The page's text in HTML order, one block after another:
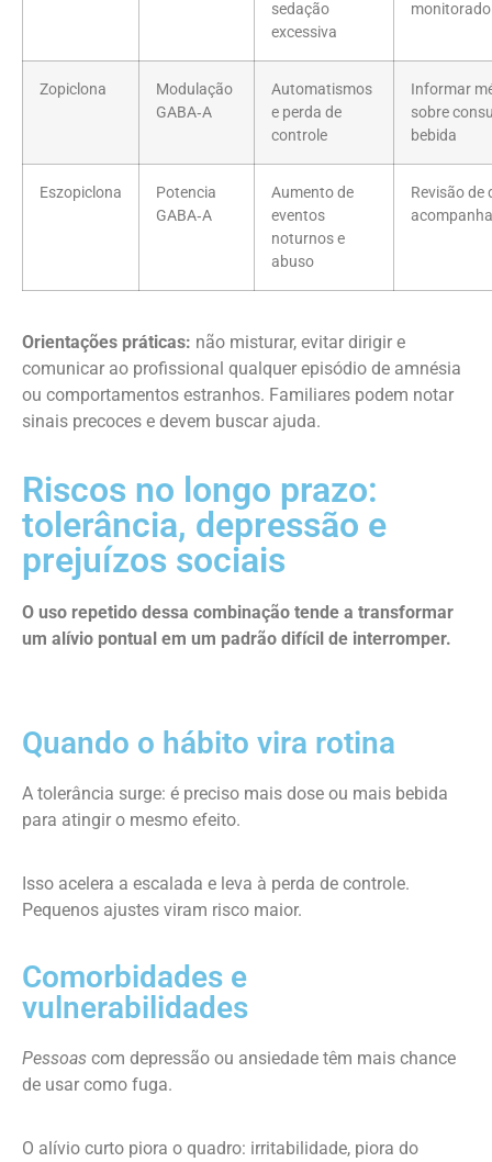
sedação
excessiva
monitorado
Zopiclona
Modulação
GABA‑A
Automatismos
e perda de
controle
Informar
sobre
bebida
Eszopiclona
Potencia
GABA‑A
Aumento de
eventos
noturnos e
abuso
Revisão de
Orientações práticas: não misturar, evitar dirigir e
comunicar ao profissional qualquer episódio de amnésia
ou comportamentos estranhos. Familiares podem notar
sinais precoces e devem buscar ajuda.
Riscos no longo prazo:
tolerância, depressão e
prejuízos sociais
O uso repetido dessa combinação tende a transformar
um alívio pontual em um padrão difícil de interromper.
Quando o hábito vira rotina
A tolerância surge: é preciso mais dose ou mais bebida
para atingir o mesmo efeito.
Isso acelera a escalada e leva à perda de controle.
Pequenos ajustes viram risco maior.
Comorbidades e
vulnerabilidades
Pessoas com depressão ou ansiedade têm mais chance
de usar como fuga.
O alívio curto piora o quadro: irritabilidade, piora do